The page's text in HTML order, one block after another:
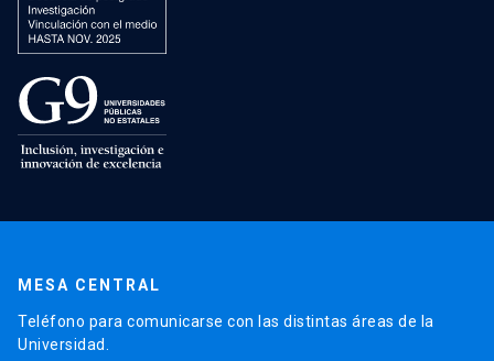
MESA CENTRAL
Teléfono para comunicarse con las distintas áreas de la
Universidad.